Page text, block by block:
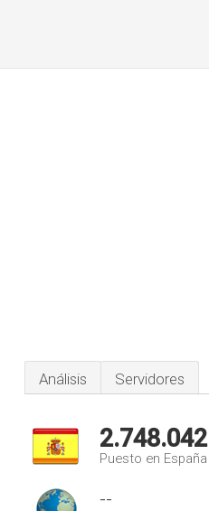
Análisis Servidores
2.748.042
Puesto en España
--